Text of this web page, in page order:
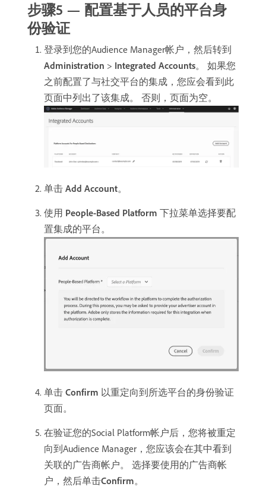
步骤5 — 配置基于人员的平台身
份验证
登录到您的Audience Manager帐户，然后转到​
Administration > Integrated Accounts。 如果您
之前配置了与社交平台的集成，您应会看到此
页面中列出了该集成。 否则，页面为空。
单击 Add Account。
使用​ People-Based Platform ​下拉菜单选择要配
置集成的平台。
单击​ Confirm ​以重定向到所选平台的身份验证
页面。
在验证您的Social Platform帐户后，您将被重定
向到Audience Manager，您应该会在其中看到
关联的广告商帐户。 选择要使用的广告商帐
户，然后单击​Confirm。